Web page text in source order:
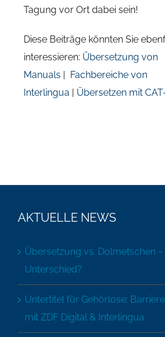
Tagung vor Ort dabei sein!
Diese Beiträge könnten Sie
interessieren: Übersetzung von
Manuals
Fachbereiche von
Interlingua
Übersetzen mit
AKTUELLE NEWS
Übersetzung vs. Dolmetschen
Unterschied?
Untertitel für Gehörlose:
mit ZDF Digital & Interlingua